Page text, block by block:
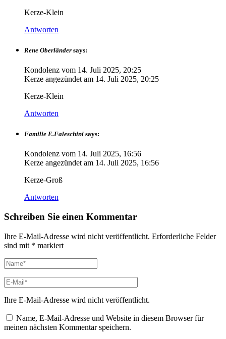
Kerze-Klein
Antworten
Rene Oberländer says:
Kondolenz vom 14. Juli 2025, 20:25
Kerze angezündet am 14. Juli 2025, 20:25
Kerze-Klein
Antworten
Familie E.Faleschini says:
Kondolenz vom 14. Juli 2025, 16:56
Kerze angezündet am 14. Juli 2025, 16:56
Kerze-Groß
Antworten
Schreiben Sie einen Kommentar
Ihre E-Mail-Adresse wird nicht veröffentlicht. Erforderliche Felder
sind mit * markiert
Ihre E-Mail-Adresse wird nicht veröffentlicht.
Name, E-Mail-Adresse und Website in diesem Browser für
meinen nächsten Kommentar speichern.